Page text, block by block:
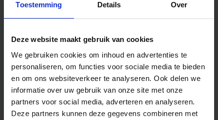
Toestemming Details Over
Deze website maakt gebruik van cookies
We gebruiken cookies om inhoud en advertenties te
personaliseren, om functies voor sociale media te bieden
en om ons websiteverkeer te analyseren. Ook delen we
informatie over uw gebruik van onze site met onze
partners voor social media, adverteren en analyseren.
Deze partners kunnen deze gegevens combineren met